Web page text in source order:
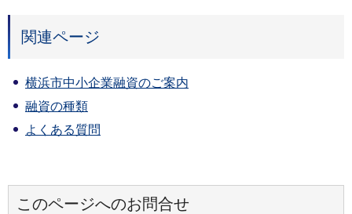
関連ページ
横浜市中小企業融資のご案内
融資の種類
よくある質問
このページへのお問合せ